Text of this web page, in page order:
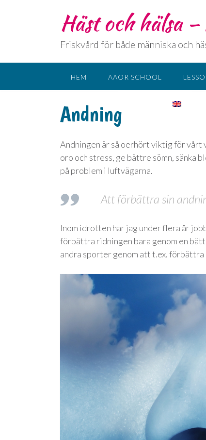
Häst och hälsa
Friskvård för både människa och
HEM AAOR SCHOOL
CONTACT
Andning
Andningen är så oerhört viktig för vårt
oro och stress, ge bättre sömn, sänka
på problem i luftvägarna.
Att förbättra sin
Inom idrotten har jag under flera år
förbättra ridningen bara genom en
andra sporter genom att t.ex.